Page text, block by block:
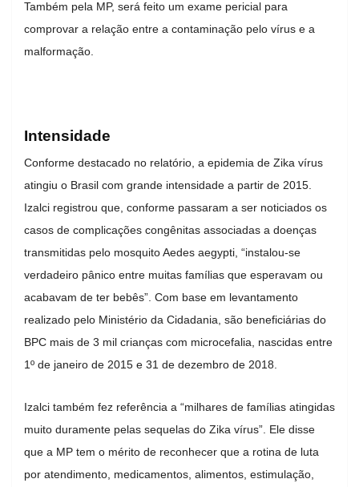
Também pela MP, será feito um exame pericial para
comprovar a relação entre a contaminação pelo vírus e a
malformação.
Intensidade
Conforme destacado no relatório, a epidemia de Zika vírus
atingiu o Brasil com grande intensidade a partir de 2015.
Izalci registrou que, conforme passaram a ser noticiados os
casos de complicações congênitas associadas a doenças
transmitidas pelo mosquito Aedes aegypti, “instalou-se
verdadeiro pânico entre muitas famílias que esperavam ou
acabavam de ter bebês”. Com base em levantamento
realizado pelo Ministério da Cidadania, são beneficiárias do
BPC mais de 3 mil crianças com microcefalia, nascidas entre
1º de janeiro de 2015 e 31 de dezembro de 2018.
Izalci também fez referência a “milhares de famílias atingidas
muito duramente pelas sequelas do Zika vírus”. Ele disse
que a MP tem o mérito de reconhecer que a rotina de luta
por atendimento, medicamentos, alimentos, estimulação,